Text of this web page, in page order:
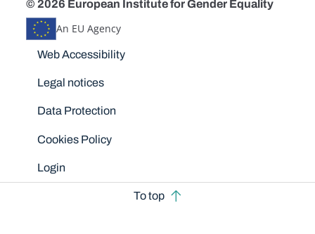
© 2026 European Institute for Gender Equality
An EU Agency
Disclaimers
Web Accessibility
Legal notices
Data Protection
Cookies Policy
Login
To top